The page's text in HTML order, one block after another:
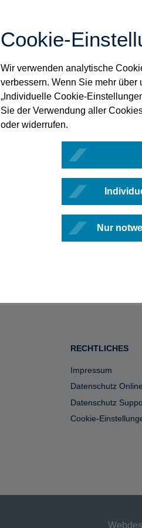
Cookie-
Wir verwenden analytische
verbessern. Wenn Sie mehr
„Individuelle Cookie-
Sie der Verwendung aller
oder widerrufen.
Nur
RECHTLICHES
Impressum
Datenschutz
Datenschutz
Cookie-